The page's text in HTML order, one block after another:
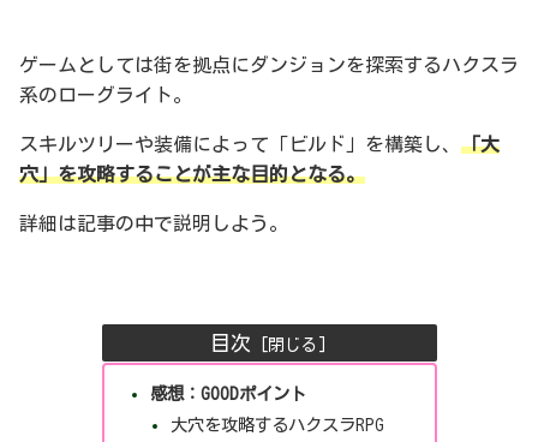
ゲームとしては街を拠点にダンジョンを探索するハクスラ
系のローグライト。
スキルツリーや装備によって「ビルド」を構築し、 「大
穴」を攻略することが主な目的となる。
詳細は記事の中で説明しよう。
目次
感想：GOODポイント
大穴を攻略するハクスラRPG